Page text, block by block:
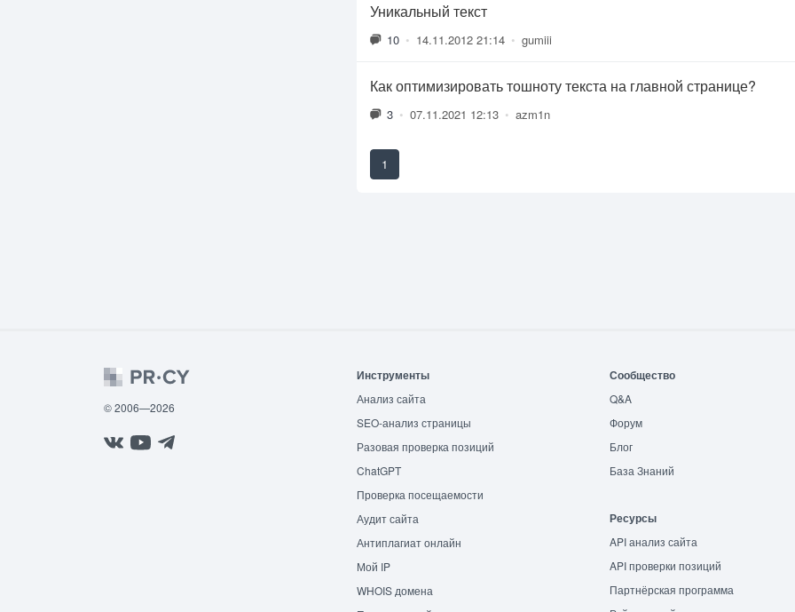
Уникальный текст
10 • 14.11.2012 21:14 • gumiii
Как оптимизировать тошноту текста на главной странице?
3 • 07.11.2021 12:13 • azm1n
1
© 2006—2026
Инструменты
Анализ сайта
SEO-анализ страницы
Разовая проверка позиций
ChatGPT
Проверка посещаемости
Аудит сайта
Антиплагиат онлайн
Мой IP
WHOIS домена
Сообщество
Q&A
Форум
Блог
База Знаний
Ресурсы
API анализ сайта
API проверки позиций
Партнёрская программа